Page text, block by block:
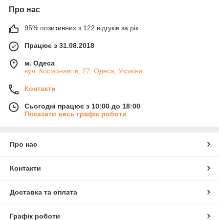
Про нас
95% позитивних з 122 відгуків за рік
Працює з 31.08.2018
м. Одеса
вул. Космонавтів, 27, Одеса, Україна
Контакти
Сьогодні працює з 10:00 до 18:00
Показати весь графік роботи
Про нас
Контакти
Доставка та оплата
Графік роботи